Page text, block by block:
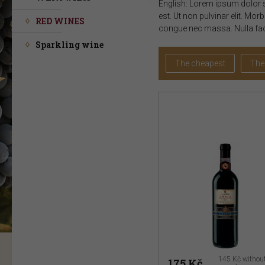
Wide selection of
RED WINES
Sparkling wine
English: Lorem ipsum dolor
est. Ut non pulvinar elit.
congue nec massa. Nulla
The cheapest
145 Kč